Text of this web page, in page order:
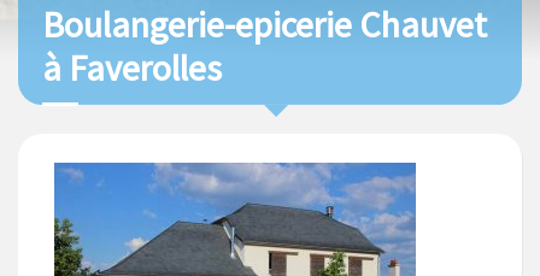
Boulangerie-epicerie Chauvet
à Faverolles